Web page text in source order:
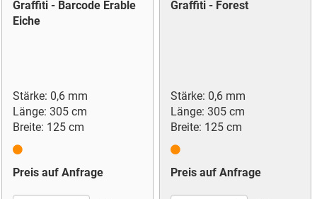
Graffiti - Barcode Erable
Eiche
Stärke: 0,6 mm
Länge: 305 cm
Breite: 125 cm
Preis auf Anfrage
Graffiti - Forest
Stärke: 0,6 mm
Länge: 305 cm
Breite: 125 cm
Preis auf Anfrage